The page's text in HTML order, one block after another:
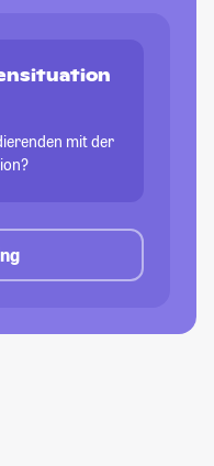
mit der